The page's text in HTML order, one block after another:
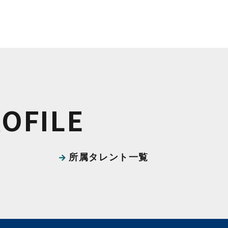
所属タレント一覧